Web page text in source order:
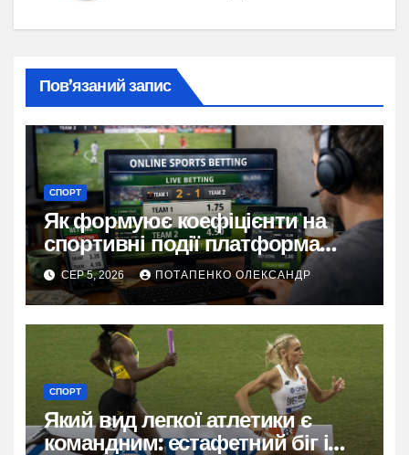
Пов’язаний запис
СПОРТ
Як формуює коефіцієнти на
спортивні події платформа
Stawki bet
СЕР 5, 2026 ПОТАПЕНКО ОЛЕКСАНДР
СПОРТ
Який вид легкої атлетики є
командним: естафетний біг і